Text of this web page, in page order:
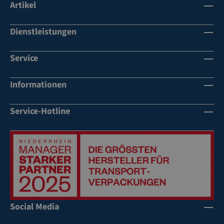
Artikel
Dienstleistungen
Service
Informationen
Service-Hotline
Social Media